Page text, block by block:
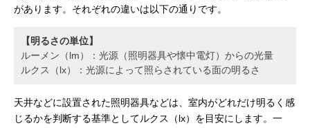
があります。それぞれの違いは以下の通りです。
【明るさの単位】
ルーメン（lm）：光源（照明器具や懐中電灯）からの光量
ルクス（lx）：光源によって照らされている面の明るさ
天井などに設置された照明器具などは、室内がどれだけ明るく感
じるかを判断する基準としてルクス（lx）を目安にします。一